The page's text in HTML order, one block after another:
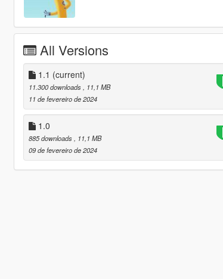
All Versions
1.1 (current)
11.300 downloads
, 11,1 MB
11 de fevereiro de 2024
1.0
885 downloads
, 11,1 MB
09 de fevereiro de 2024